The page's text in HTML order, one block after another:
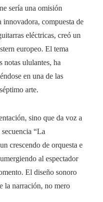
sería una omisión
innovadora, compuesta de
eléctricas, creó un
europeo. El tema
notas ululantes, ha
en una de las
arte.
sino que da voz a
“La
crescendo de orquesta e
al espectador
El diseño sonoro
la narración, no mero